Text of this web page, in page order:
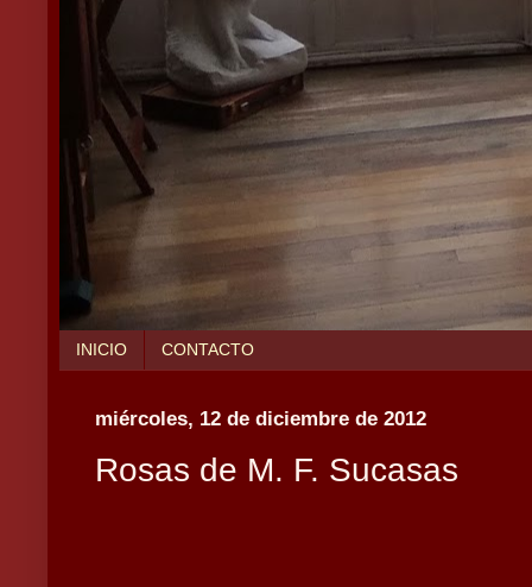
INICIO CONTACTO
miércoles, 12 de diciembre de 2012
Rosas de M. F. Sucasas